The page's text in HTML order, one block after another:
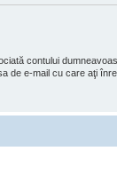
contului
de e-mail cu care aţi